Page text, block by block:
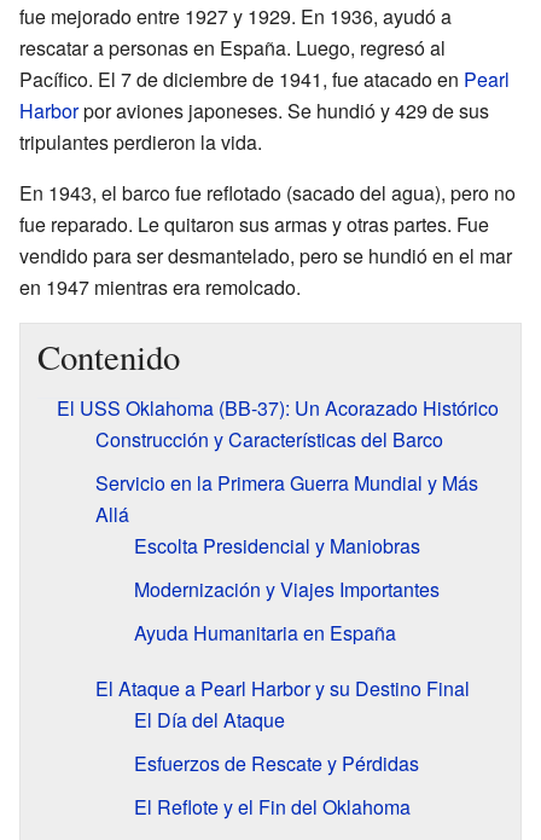
fue mejorado entre 1927 y 1929. En 1936, ayudó a
rescatar a personas en España. Luego, regresó al
Pacífico. El 7 de diciembre de 1941, fue atacado en Pearl
Harborpor aviones japoneses. Se hundió y 429 de sus
tripulantes perdieron la vida.
En 1943, el barco fue reflotado (sacado del agua), pero no
fue reparado. Le quitaron sus armas y otras partes. Fue
vendido para ser desmantelado, pero se hundió en el mar
en 1947 mientras era remolcado.
Contenido
El USS Oklahoma (BB-37): Un Acorazado Histórico
Construcción y Características del Barco
Servicio en la Primera Guerra Mundial y Más
Allá
Escolta Presidencial y Maniobras
Modernización y Viajes Importantes
Ayuda Humanitaria en España
El Ataque a Pearl Harbor y su Destino Final
El Día del Ataque
Esfuerzos de Rescate y Pérdidas
El Reflote y el Fin del Oklahoma